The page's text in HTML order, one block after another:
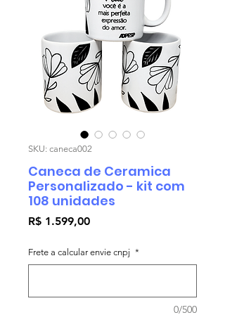
SKU: caneca002
Caneca de Ceramica
Personalizado - kit com
108 unidades
R$ 1.599,00Preço
Frete a calcular envie cnpj *
0/500